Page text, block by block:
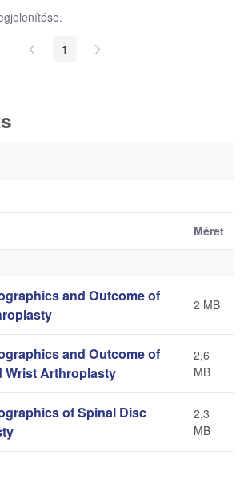
1
Méret
and Outcome of
2 MB
and Outcome of
Wrist Arthroplasty
2,6
MB
of Spinal Disc
2,3
MB